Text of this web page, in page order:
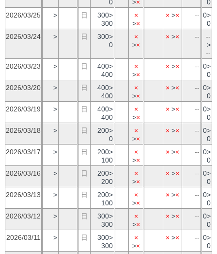
0 >×
0
2026/03/25
> 日
300>
300
×
>×
× >× -- 0>
0
2026/03/24
> 日
300>
0
×
>×
× >× --
--
>
--
2026/03/23
> 日
400>
400
×
>×
× >× -- 0>
0
2026/03/20
> 日
400>
400
×
>×
× >× -- 0>
0
2026/03/19
> 日
400>
400
×
>×
× >× -- 0>
0
2026/03/18
> 日
200>
0
×
>×
× >× -- 0>
0
2026/03/17
> 日
200>
100
×
>×
× >× -- 0>
0
2026/03/16
> 日
200>
200
×
>×
× >× -- 0>
0
2026/03/13
> 日
200>
100
×
>×
× >× -- 0>
0
2026/03/12
> 日
300>
300
×
>×
× >× -- 0>
0
2026/03/11
> 日
300>
300
×
>×
× >× -- 0>
0